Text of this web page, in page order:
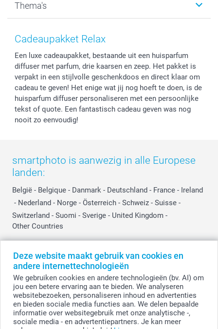
Deze website maakt gebruik van cookies en
andere internettechnologieën
We gebruiken cookies en andere technologieën (bv. AI) om
jou een betere ervaring aan te bieden. We analyseren
websitebezoeken, personaliseren inhoud en advertenties
en bieden sociale media functies aan. We delen bepaalde
informatie over websitegebruik met onze analytische -,
sociale media - en advertentiepartners. Je kan meer
Kaarten
Bestelproces
Herroepingsrecht
Cookiebeleid
Reviews
Prijslijst
Investor Relations
Tevredenheidsgarantie
Mijn orderstatus
smartbonus
smartfriends
service@smartphoto.nl
Affiliate partnerprogramma
Partnerships
Influencer partnerprogramma
Thema's
Baby
Moederdag
Vaderdag
Huwelijk
Cadeaupakket Relax
Een luxe cadeaupakket, bestaande uit een huisparfum
diffuser met parfum, drie kaarsen en zeep. Het pakket is
verpakt in een stijlvolle geschenkdoos en direct klaar om
cadeau te geven! Het enige wat jij nog hoeft te doen, is de
huisparfum diffuser personaliseren met een persoonlijke
tekst of quote. Een fantastisch cadeau geven was nog
nooit zo eenvoudig!
smartphoto is aanwezig in alle Europese
landen:
België - Belgique - Danmark - Deutschland - France - Ireland
- Nederland - Norge - Österreich - Schweiz - Suisse -
Switzerland - Suomi - Sverige - United Kingdom -
Other Countries
© smartphoto group. Alle rechten voorbehouden.Disclaimer
Alle prijzen zijn in EURO (€) inclusief BTW en exclusief verzendkosten.